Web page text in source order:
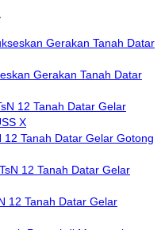
Gerakan Tanah Datar
Tanah Datar Gelar Gotong
12 Tanah Datar Gelar